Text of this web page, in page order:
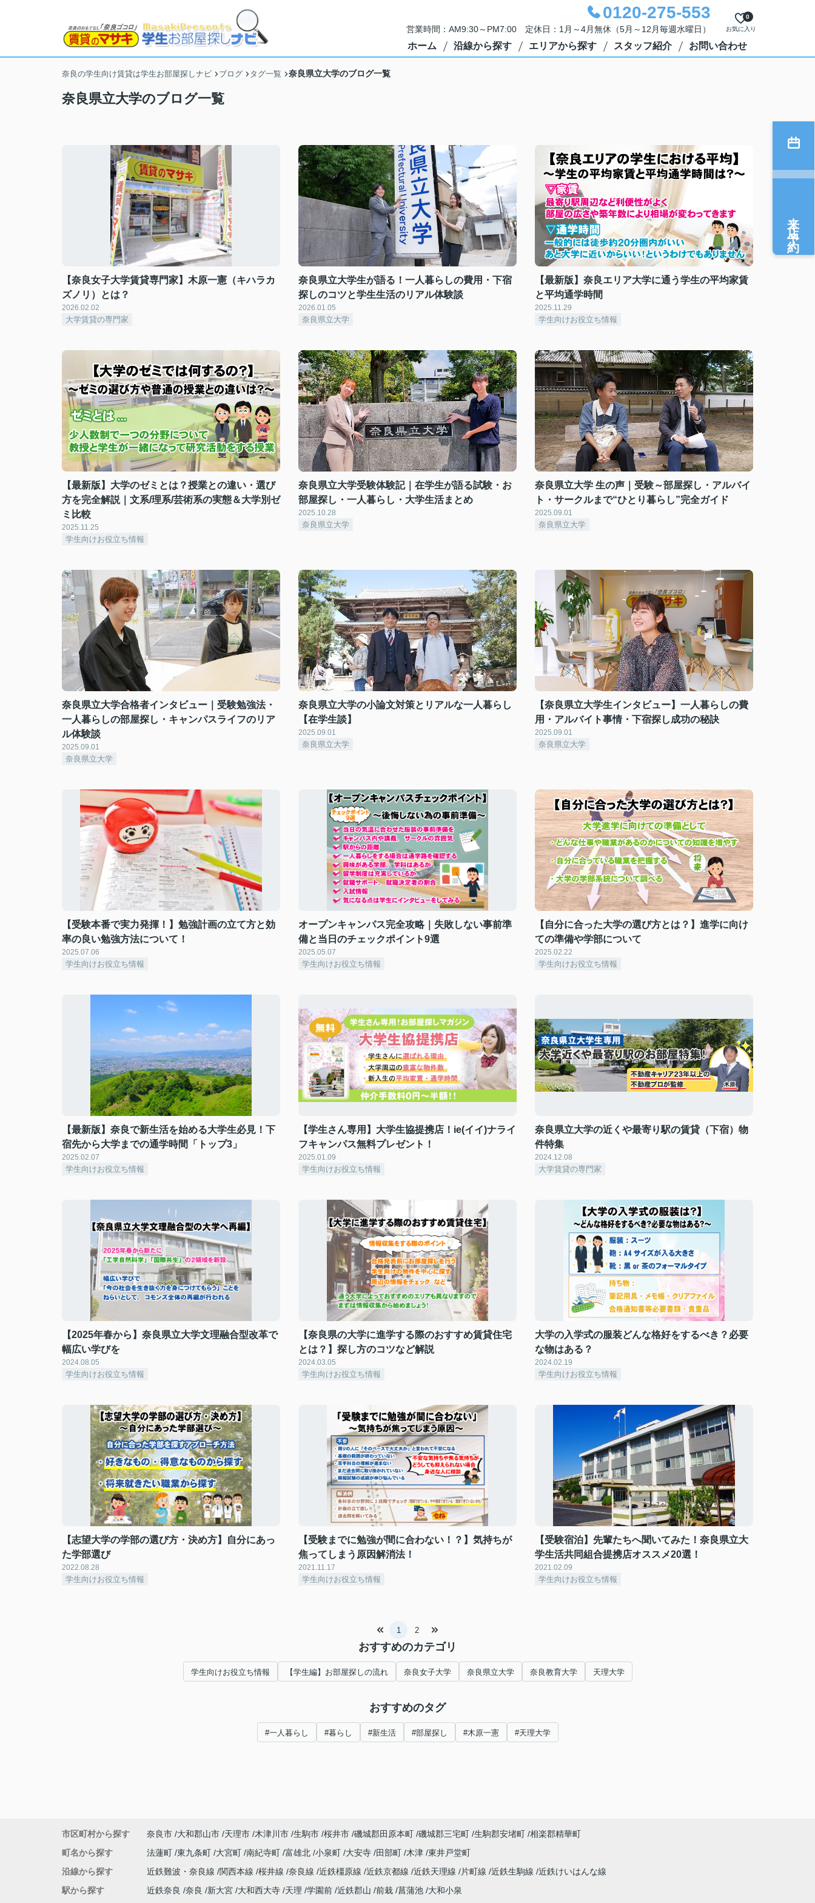
0120-275-553
営業時間：AM9:30～PM7:00 定休日：1月～4月無休（5月～12月毎週水曜日） お気に入り
0
ホーム 沿線から探す エリアから探す スタッフ紹介 お問い合わせ
奈良の学生向け賃貸は学生お部屋探しナビ ブログ タグ一覧 奈良県立大学のブログ一覧
奈良県立大学のブログ一覧
【奈良女子大学賃貸専門家】木原一憲（キハラカ
ズノリ）とは？
2026.02.02
大学賃貸の専門家
奈良県立大学生が語る！一人暮らしの費用・下宿
探しのコツと学生生活のリアル体験談
2026.01.05
奈良県立大学
【最新版】奈良エリア大学に通う学生の平均家賃
と平均通学時間
2025.11.29
学生向けお役立ち情報
【最新版】大学のゼミとは？授業との違い・選び
方を完全解説｜文系/理系/芸術系の実態＆大学別ゼ
ミ比較
2025.11.25
学生向けお役立ち情報
奈良県立大学受験体験記｜在学生が語る試験・お
部屋探し・一人暮らし・大学生活まとめ
2025.10.28
奈良県立大学
奈良県立大学 生の声｜受験～部屋探し・アルバイ
ト・サークルまで“ひとり暮らし”完全ガイド
2025.09.01
奈良県立大学
奈良県立大学合格者インタビュー｜受験勉強法・
一人暮らしの部屋探し・キャンパスライフのリア
ル体験談
2025.09.01
奈良県立大学
奈良県立大学の小論文対策とリアルな一人暮らし
【在学生談】
2025.09.01
奈良県立大学
【奈良県立大学生インタビュー】一人暮らしの費
用・アルバイト事情・下宿探し成功の秘訣
2025.09.01
奈良県立大学
【受験本番で実力発揮！】勉強計画の立て方と効
率の良い勉強方法について！
2025.07.06
学生向けお役立ち情報
オープンキャンパス完全攻略｜失敗しない事前準
備と当日のチェックポイント9選
2025.05.07
学生向けお役立ち情報
【自分に合った大学の選び方とは？】進学に向け
ての準備や学部について
2025.02.22
学生向けお役立ち情報
【最新版】奈良で新生活を始める大学生必見！下
宿先から大学までの通学時間「トップ3」
2025.02.07
学生向けお役立ち情報
【学生さん専用】大学生協提携店！ie(イイ)ナライ
フキャンパス無料プレゼント！
2025.01.09
学生向けお役立ち情報
奈良県立大学の近くや最寄り駅の賃貸（下宿）物
件特集
2024.12.08
大学賃貸の専門家
【2025年春から】奈良県立大学文理融合型改革で
幅広い学びを
2024.08.05
学生向けお役立ち情報
【奈良県の大学に進学する際のおすすめ賃貸住宅
とは？】探し方のコツなど解説
2024.03.05
学生向けお役立ち情報
大学の入学式の服装どんな格好をするべき？必要
な物はある？
2024.02.19
学生向けお役立ち情報
【志望大学の学部の選び方・決め方】自分にあっ
た学部選び
2022.08.28
学生向けお役立ち情報
【受験までに勉強が間に合わない！？】気持ちが
焦ってしまう原因解消法！
2021.11.17
学生向けお役立ち情報
【受験宿泊】先輩たちへ聞いてみた！奈良県立大
学生活共同組合提携店オススメ20選！
2021.02.09
学生向けお役立ち情報
1 2
おすすめのカテゴリ
学生向けお役立ち情報 【学生編】お部屋探しの流れ 奈良女子大学 奈良県立大学 奈良教育大学 天理大学
おすすめのタグ
#一人暮らし #暮らし #新生活 #部屋探し #木原一憲 #天理大学
来店予約
市区町村から探す 奈良市 大和郡山市 天理市 木津川市 生駒市 桜井市 磯城郡田原本町 磯城郡三宅町 生駒郡安堵町 相楽郡精華町
町名から探す
法蓮町 東九条町 大宮町 南紀寺町 富雄北 小泉町 大安寺 田部町 木津 東井戸堂町
沿線から探す
近鉄難波・奈良線 関西本線 桜井線 奈良線 近鉄橿原線 近鉄京都線 近鉄天理線 片町線 近鉄生駒線 近鉄けいはんな線
駅から探す
近鉄奈良 奈良 新大宮 大和西大寺 天理 学園前 近鉄郡山 前栽 菖蒲池 大和小泉